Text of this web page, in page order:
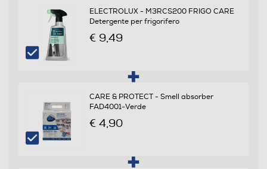
Sbrinamento frigorifero
Automatico
Raffreddamento rapido
Numero cassetti frigorifero
1
ELECTROLUX - M3RCS200 FRIGO CARE
Detergente per frigorifero
€ 9,49
CARE & PROTECT - Smell absorber
FAD4001-Verde
€ 4,90